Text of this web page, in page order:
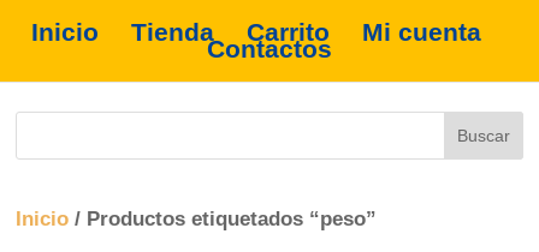
Inicio Tienda Carrito Mi cuenta
Contactos
Inicio / Productos etiquetados “peso”